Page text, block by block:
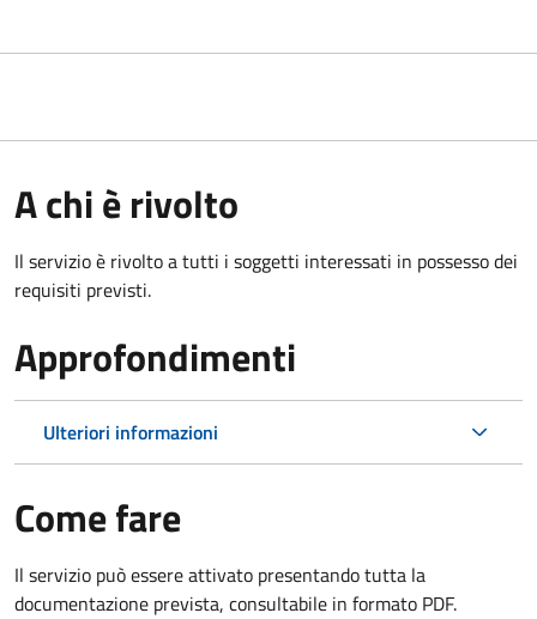
A chi è rivolto
Il servizio è rivolto a tutti i soggetti interessati in possesso dei
requisiti previsti.
Approfondimenti
Ulteriori informazioni
Come fare
Il servizio può essere attivato presentando tutta la
documentazione prevista, consultabile in formato PDF.